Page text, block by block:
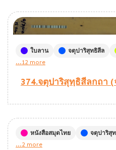
ใบลาน จตุปาริสุทธิสีล
...12 more
374.จตุปาริสุทฺธิสีลกถา
หนังสือสมุดไทย จตุปาริสุ
...2 more